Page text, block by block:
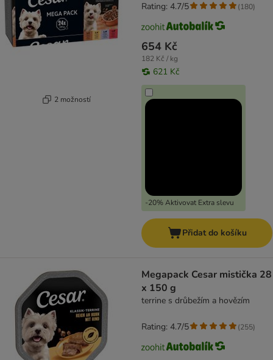
2 možností
654 Kč
182 Kč / kg
621 Kč
-20% Aktivovat Extra slevu
Rating: 4.7/5 (180)
Přidat do košíku
Megapack Cesar mistička 28
x 150 g
terrine s drůbežím a hovězím
Rating: 4.7/5 (255)